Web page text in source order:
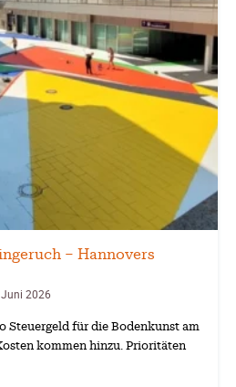
– Hannovers
2026
Steuergeld für die Bodenkunst am
kommen hinzu. Prioritäten